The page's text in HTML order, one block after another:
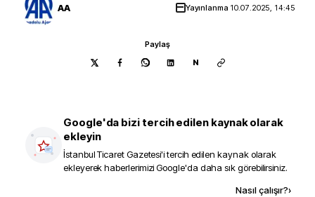
AA Yayınlanma 10.07.2025, 14:45
Paylaş
N
Google'da bizi tercih edilen kaynak olarak
ekleyin
İstanbul Ticaret Gazetesi'i tercih edilen kaynak olarak
ekleyerek haberlerimizi Google'da daha sık görebilirsiniz.
Nasıl çalışır?›